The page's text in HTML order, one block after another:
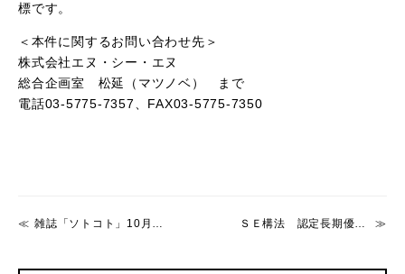
標です。
＜本件に関するお問い合わせ先＞
株式会社エヌ・シー・エヌ
総合企画室 松延（マツノベ） まで
電話03-5775-7357、FAX03-5775-7350
雑誌「ソトコト」10月号 「SOWE 住育プロジェクト」連載・第５回掲載。 ＳＥ構法 認定長期優良住宅 1,000棟 突破